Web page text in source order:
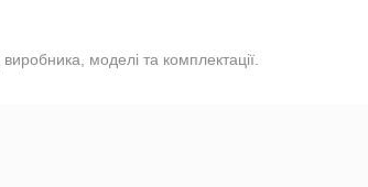
моделі та комплектації.